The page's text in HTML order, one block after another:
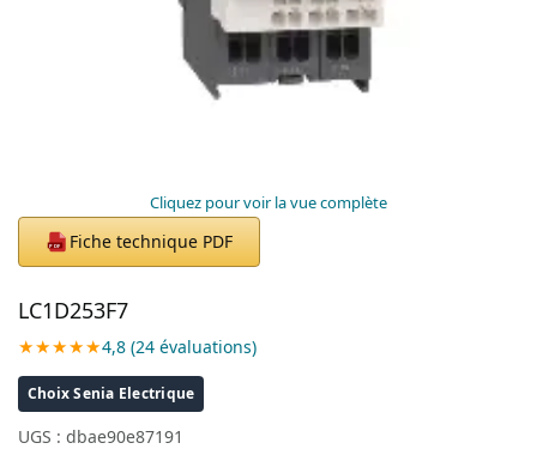
Cliquez pour voir la vue complète
PDF Fiche technique PDF
LC1D253F7
★★★★★4,8 (24 évaluations)
Choix Senia Electrique
UGS : dbae90e87191